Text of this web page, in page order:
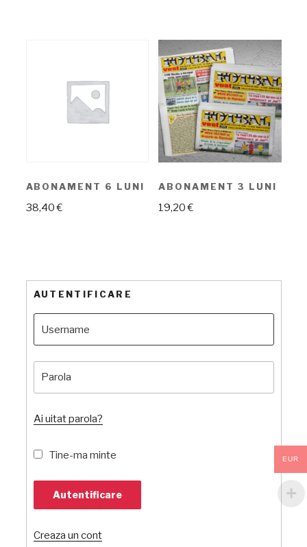
ABONAMENT 6 LUNI
38,40€
ABONAMENT 3 LUNI
19,20€
AUTENTIFICARE
Ai uitat parola?
Tine-ma minte
Creaza un cont
EUR